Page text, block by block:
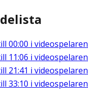
00:00 i videospelaren
11:06 i videospelaren
21:41 i videospelaren
33:10 i videospelaren